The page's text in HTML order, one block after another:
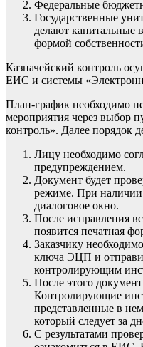
Федеральные
Государственные
делают капитальные
формой
Казначейский контроль
ЕИС и системы
План-график необходимо
мероприятия через выбор
контроль». Далее порядок
Лицу необходимо
предупреждением.
Документ будет
режиме. При наличии
диалоговое окно.
После исправления
появится печатная
Заказчику
ключа ЭЦП и
контролирующим
После этого
Контролирующие
представленные в
который следует за
С результатами